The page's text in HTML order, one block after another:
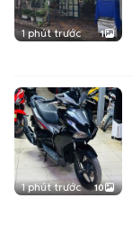
1 phút trước 1
1 phút trước 10